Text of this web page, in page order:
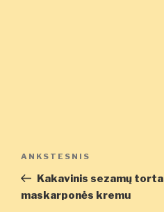
įrašų
Ankstesnis
įrašas
ANKSTESNIS
Kakavinis sezamų
maskarponės kremu